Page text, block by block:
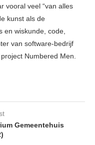
vooral veel “van alles
kunst als de
en wiskunde, code,
van software-bedrijf
Numbered Men.
Gemeentehuis